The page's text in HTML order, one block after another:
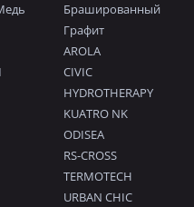
Брашированный
Графит
AROLA
CIVIC
HYDROTHERAPY
KUATRO NK
ODISEA
RS-CROSS
TERMOTECH
URBAN CHIC